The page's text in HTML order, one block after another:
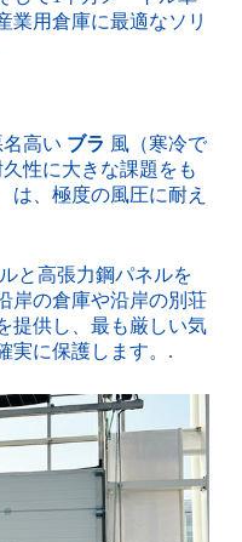
業用倉庫に最適なソリ
高い ブラ 風（寒冷で
性に大きな課題をも
は、極度の風圧に耐え
と高張力鋼パネルを
岸の倉庫や沿岸の別荘
提供し、最も厳しい気
実に保護します。.